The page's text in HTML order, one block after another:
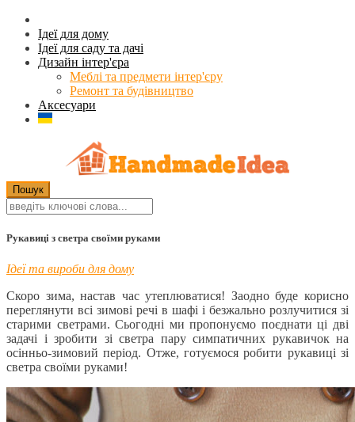
Ідеї для дому
Ідеї для саду та дачі
Дизайн інтер'єра
Меблі та предмети інтер'єру
Ремонт та будівництво
Аксесуари
Рукавиці з светра своїми руками
Ідеї та вироби для дому
Скоро зима, настав час утеплюватися! Заодно буде корисно
переглянути всі зимові речі в шафі і безжально розлучитися зі
старими светрами. Сьогодні ми пропонуємо поєднати ці дві
задачі і зробити зі светра пару симпатичних рукавичок на
осінньо-зимовий період. Отже, готуємося робити рукавиці зі
светра своїми руками!